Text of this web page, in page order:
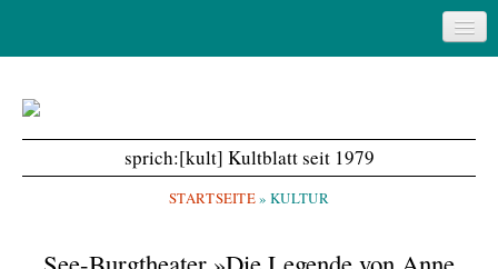
Startseite
Magazin
sprich:[kult] Kultblatt seit 1979
STARTSEITE»KULTUR